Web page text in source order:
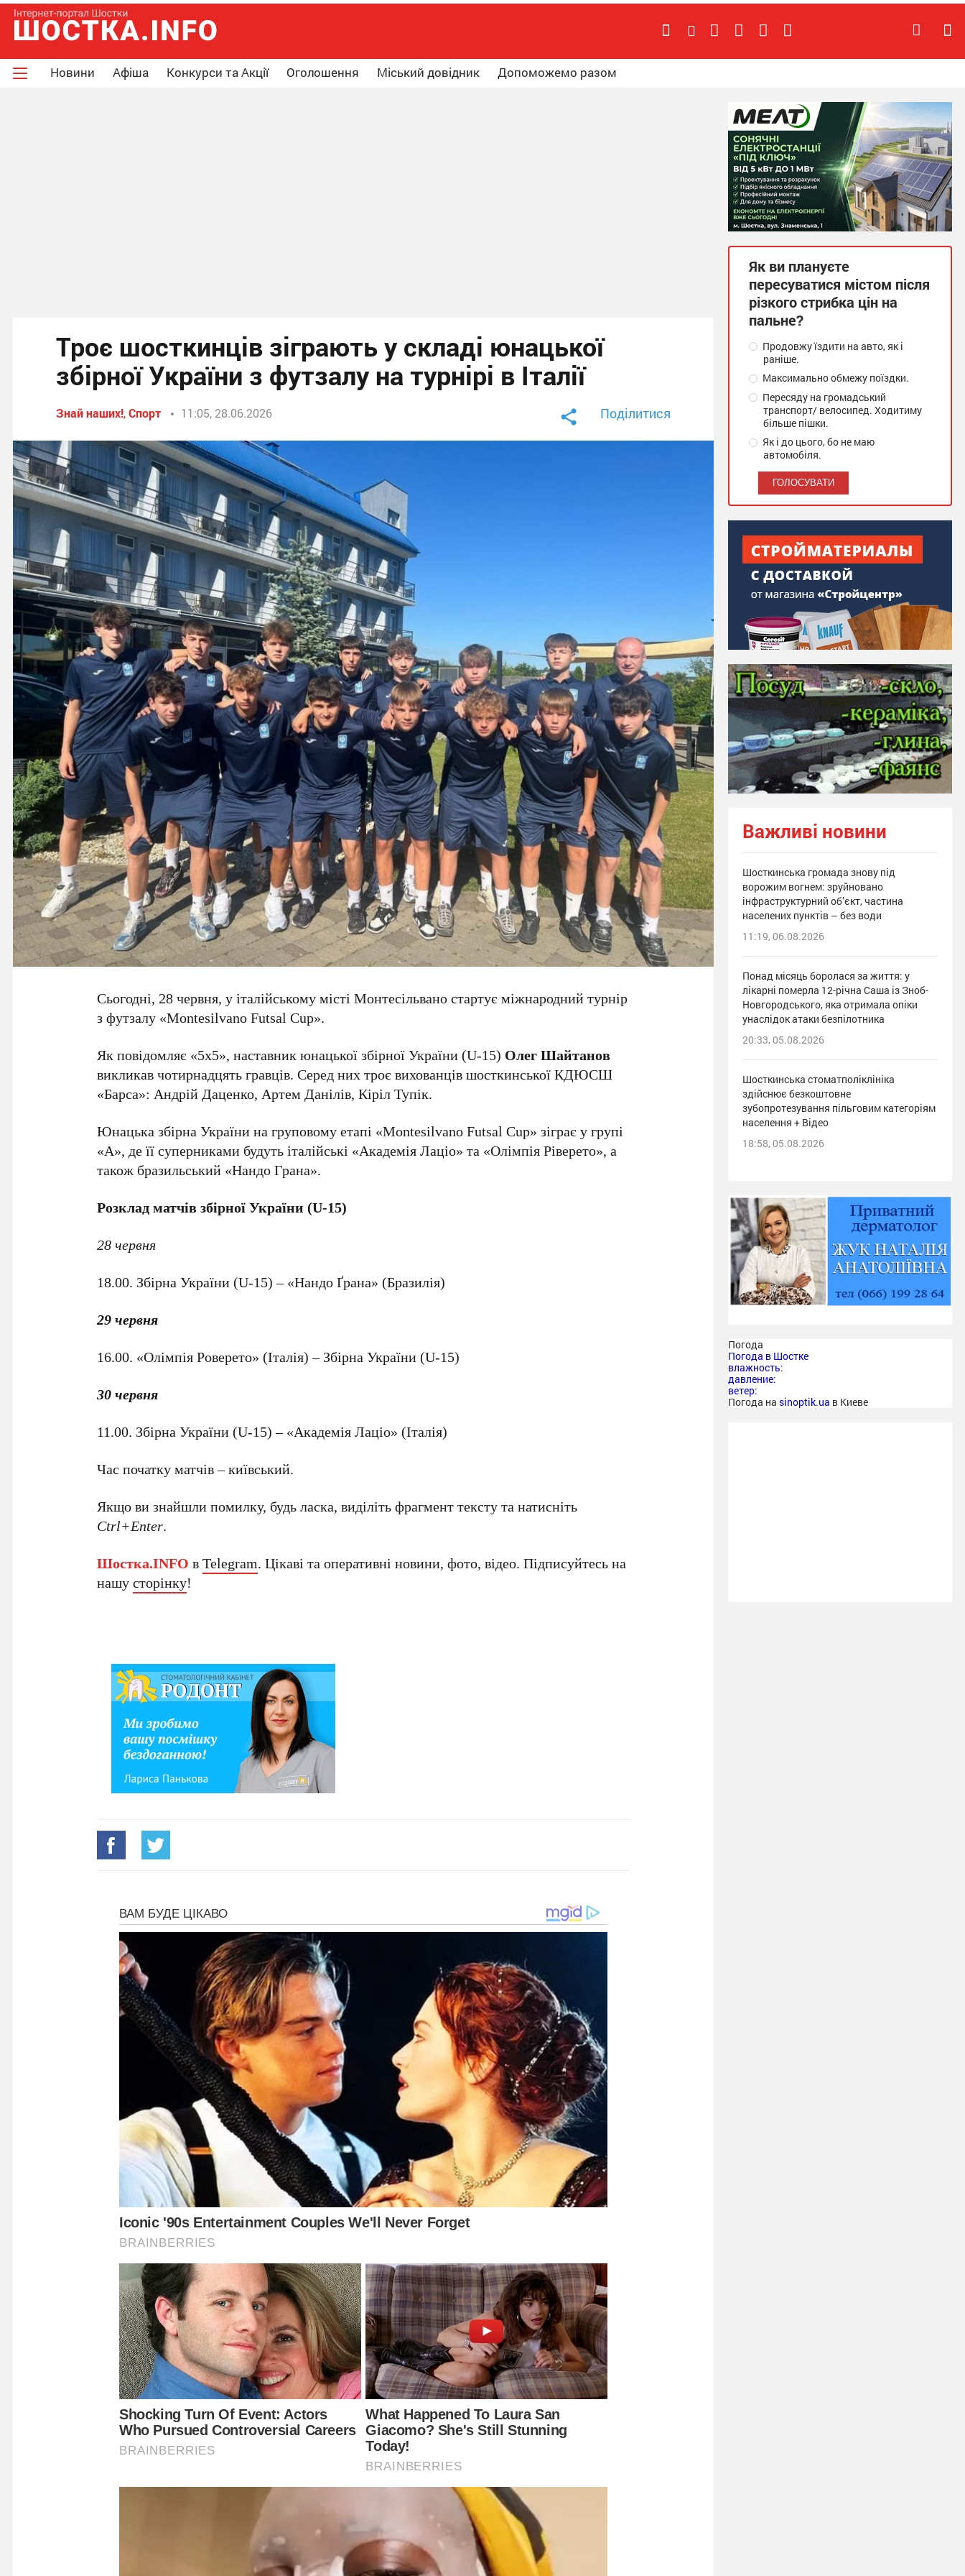
Новини Афіша Конкурси та Акції Оголошення Міський довідник Допоможемо разом
Троє шосткинців зіграють у складі юнацької
збірної України з футзалу на турнірі в Італії
Знай наших!,Спорт 11:05, 28.06.2026 Поділитися
Сьогодні, 28 червня, у італійському місті Монтесільвано стартує міжнародний турнір
з футзалу «Montesilvano Futsal Cup».
Як повідомляє «5х5», наставник юнацької збірної України (U-15) Олег Шайтанов
викликав чотирнадцять гравців. Серед них троє вихованців шосткинської КДЮСШ
«Барса»: Андрій Даценко, Артем Данілів, Кіріл Тупік.
Юнацька збірна України на груповому етапі «Montesilvano Futsal Cup» зіграє у групі
«А», де її суперниками будуть італійські «Академія Лаціо» та «Олімпія Ріверето», а
також бразильський «Нандо Грана».
Розклад матчів збірної України (U-15)
28 червня
18.00. Збірна України (U-15) – «Нандо Ґрана» (Бразилія)
29 червня
16.00. «Олімпія Роверето» (Італія) – Збірна України (U-15)
30 червня
11.00. Збірна України (U-15) – «Академія Лаціо» (Італія)
Час початку матчів – київський.
Якщо ви знайшли помилку, будь ласка, виділіть фрагмент тексту та натисніть
Ctrl+Enter.
Шостка.INFO вTelegram. Цікаві та оперативні новини, фото, відео. Підписуйтесь на
нашусторінку!
Як ви плануєте
пересуватися містом після
різкого стрибка цін на
пальне?
Продовжу їздити на авто, як і
раніше.
Максимально обмежу поїздки.
Пересяду на громадський
транспорт/ велосипед. Ходитиму
більше пішки.
Як і до цього, бо не маю
автомобіля.
Важливі новини
Шосткинська громада знову під
ворожим вогнем: зруйновано
інфраструктурний об’єкт, частина
населених пунктів – без води
11:19, 06.08.2026
Понад місяць боролася за життя: у
лікарні померла 12-річна Саша із Зноб-
Новгородського, яка отримала опіки
унаслідок атаки безпілотника
20:33, 05.08.2026
Шосткинська стоматполіклініка
здійснює безкоштовне
зубопротезування пільговим категоріям
населення + Відео
18:58, 05.08.2026
Погода
Погода в Шостке
влажность:
давление:
ветер:
Погода на sinoptik.ua в Киеве